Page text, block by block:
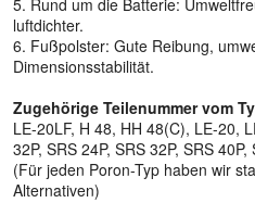
5. Rund um die Batterie:
luftdichter.
6. Fußpolster: Gute Reibung,
Dimensionsstabilität.
Zugehörige Teilenummer vom
LE-20LF, H 48, HH 48(C), LE-20,
32P, SRS 24P, SRS 32P, SRS
(Für jeden Poron-Typ haben wir
Alternativen)